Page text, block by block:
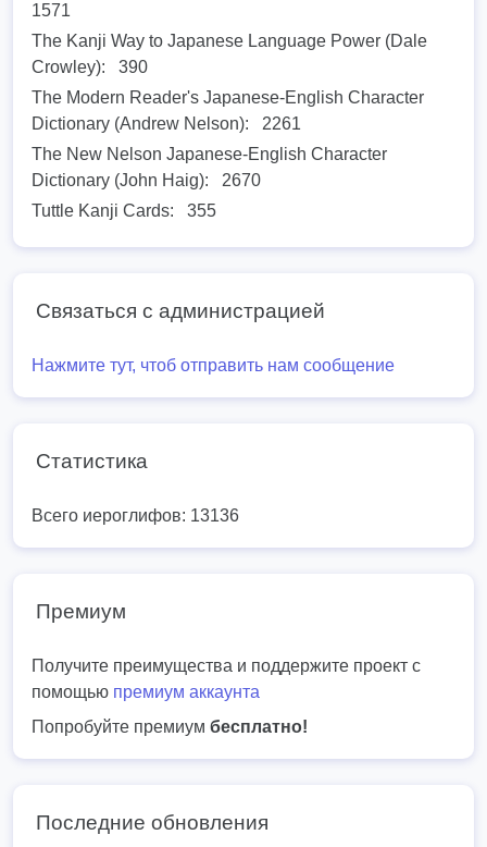
1571
The Kanji Way to Japanese Language Power (Dale
Crowley):
390
The Modern Reader's Japanese-English Character
Dictionary (Andrew Nelson):
2261
The New Nelson Japanese-English Character
Dictionary (John Haig):
2670
Tuttle Kanji Cards:
355
Связаться с администрацией
Нажмите тут, чтоб отправить нам сообщение
Статистика
Всего иероглифов: 13136
Премиум
Получите преимущества и поддержите проект с
помощью премиум аккаунта
Попробуйте премиум бесплатно!
Последние обновления